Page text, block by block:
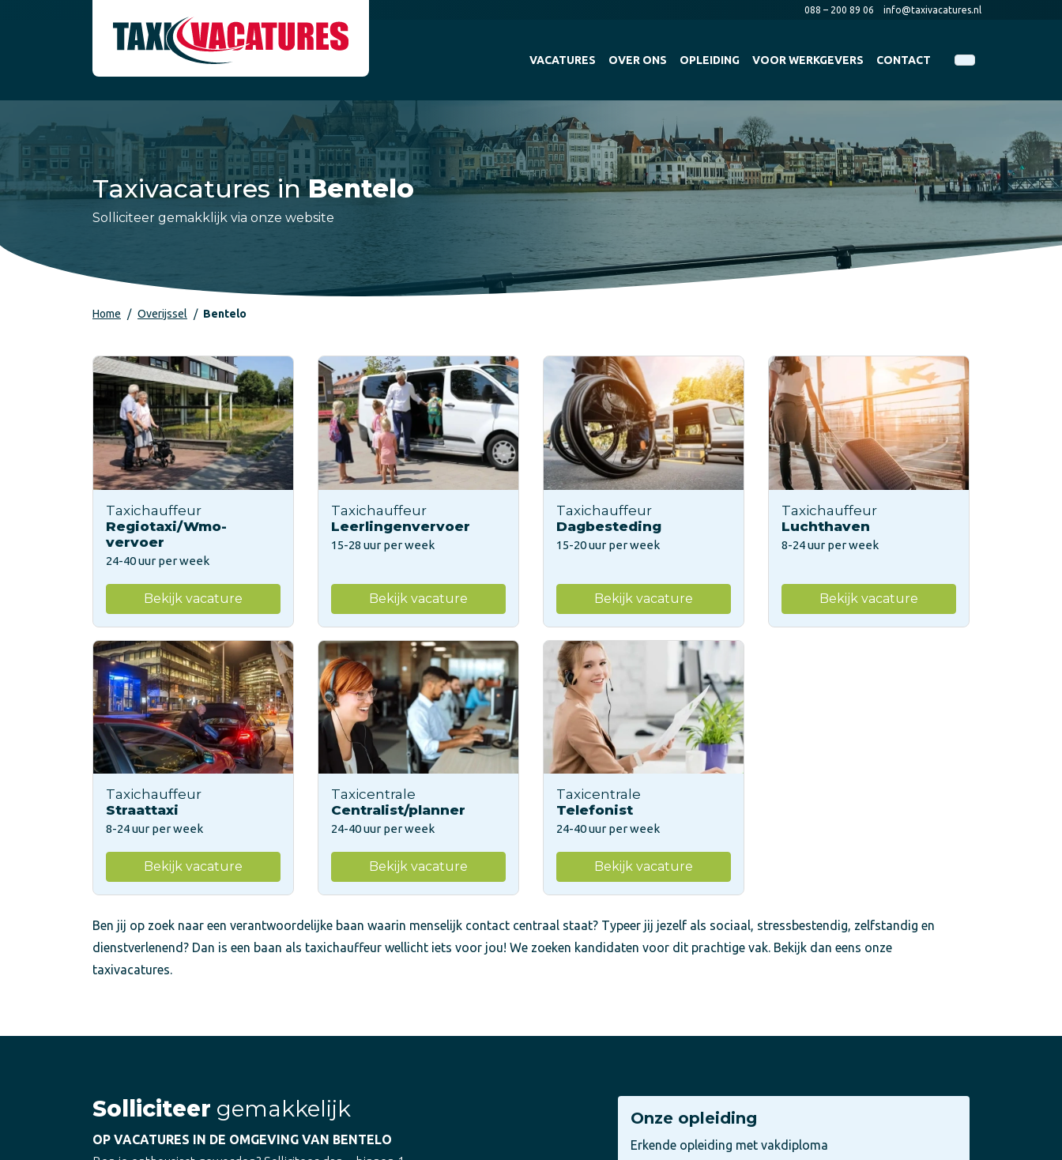
088 – 200 89 06 info@taxivacatures.nl
VACATURES OVER ONS OPLEIDING VOOR WERKGEVERS CONTACT
Taxivacatures inBentelo
Solliciteer gemakklijk via onze website
Home Overijssel Bentelo
Taxichauffeur
Regiotaxi/Wmo-
vervoer
24-40 uur per week
Bekijk vacature
Taxichauffeur
Leerlingenvervoer
15-28 uur per week
Bekijk vacature
Taxichauffeur
Dagbesteding
15-20 uur per week
Bekijk vacature
Taxichauffeur
Luchthaven
8-24 uur per week
Bekijk vacature
Taxichauffeur
Straattaxi
8-24 uur per week
Bekijk vacature
Taxicentrale
Centralist/planner
24-40 uur per week
Bekijk vacature
Taxicentrale
Telefonist
24-40 uur per week
Bekijk vacature
Ben jij op zoek naar een verantwoordelijke baan waarin menselijk contact centraal staat? Typeer jij jezelf als sociaal, stressbestendig, zelfstandig en
dienstverlenend? Dan is een baan als taxichauffeur wellicht iets voor jou! We zoeken kandidaten voor dit prachtige vak. Bekijk dan eens onze
taxivacatures.
Solliciteer gemakkelijk
OP VACATURES IN DE OMGEVING VAN BENTELO
Onze opleiding
Erkende opleiding met vakdiploma